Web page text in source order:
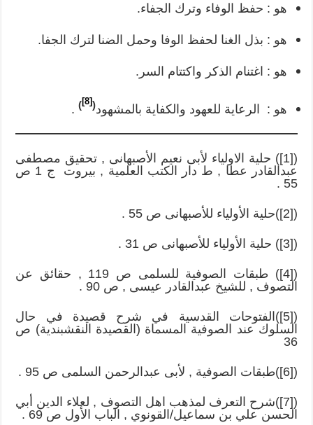
هو : حفظ الوفاء وترك الجفاء.
هو : بذل الغنا لحفظ الوفا وحمل الضنا لترك الجفا.
هو : اغتنام الذكر واكتتام السر.
هو : الرعاية للعهود والكفاية بالمشهود(
[8]
)
.
([1]) حلية الاولياء لأبى نعيم الأصبهانى , تحقيق مصطفى
عبدالقادر عطا , ط دار الكتب العلمية , بيروت ج 1 ص
55 .
([2])حلية الأولياء للأصبهانى ص 55 .
([3]) حلية الأولياء للأصبهانى ص 31 .
([4]) طبقات الصوفية للسلمى ص 119 , حقائق عن
التصوف , للشيخ عبدالقادر عيسى , ص 90 .
([5])الفتوحات القدسية في شرح قصيدة في حال
السلوك عند الصوفية المسماة (القصيدة النقشبندية) ص
36
([6])طبقات الصوفية , لأبى عبدالرحمن السلمى ص 95 .
([7])شرح التعرف لمذهب اهل التصوف , لعلاء الدين أبي
الحسن علي بن سماعيل/القونوي , الباب الأول ص 69 .